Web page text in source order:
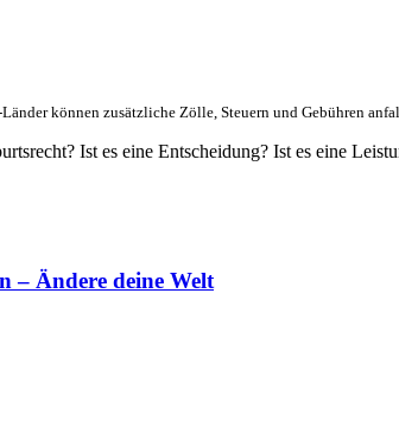
können zusätzliche Zölle, Steuern und Gebühren
Ist es eine Entscheidung? Ist es eine
– Ändere deine Welt